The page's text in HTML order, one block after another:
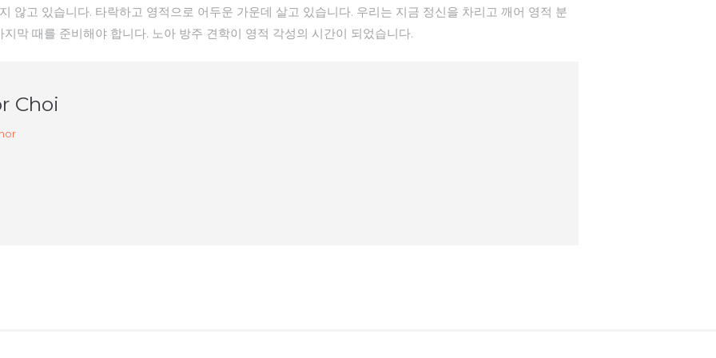
않고 있습니다. 타락하고 영적으로 어두운 가운데 살고 있습니다. 우리는 지금 정신을 차리고 깨어 영적 분
막 때를 준비해야 합니다. 노아 방주 견학이 영적 각성의 시간이 되었습니다.
Choi